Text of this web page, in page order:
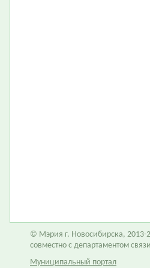
© Мэрия г. Новосибирска, 2013-
совместно с департаментом
Муниципальный портал